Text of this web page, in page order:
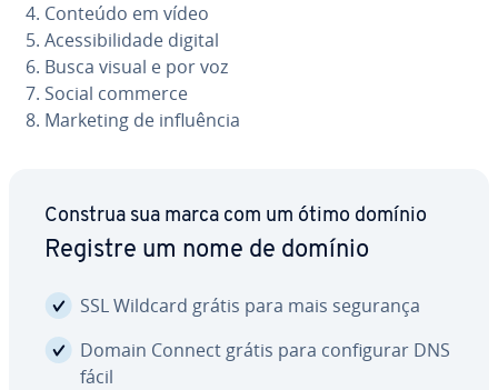
Conteúdo em vídeo
Aces­si­bi­li­dade digital
Busca visual e por voz
Social commerce
Marketing de in­fluên­cia
Construa sua marca com um ótimo domínio
Registre um nome de domínio
SSL Wildcard grátis para mais segurança
Domain Connect grátis para con­fi­gu­rar DNS
fácil